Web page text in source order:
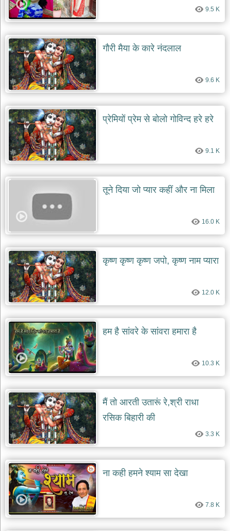
राम
भजन
raam
गुरुदेव
भजन
gurudev
bhajans
विविध
भजन
miscellaneous
bhajans
विष्णु
भजन
vishnu
bhajans
भजन
nath
देश
भक्ति
भजन
patriotic
bhajans
खाटू
श्याम
भजन
khatu
shaym
bhajans
रानी
सती
दादी
भजन
rani
sati
dadi
bhajans
बावा
लाल
दयाल
भजन
bawa
lal
dayal
bhajans
9.5 K
गौरी मैया के कारे नंदलाल
9.6 K
प्रेमियों प्रेम से बोलो गोविन्द हरे हरे
9.1 K
तूने दिया जो प्यार कहीं और ना मिला
16.0 K
कृष्ण कृष्ण कृष्ण जपो, कृष्ण नाम प्यारा
12.0 K
हम है सांवरे के सांवरा हमारा है
10.3 K
मैं तो आरती उतारूं रे,श्री राधा
रसिक बिहारी की
3.3 K
ना कही हमने श्याम सा देखा
7.8 K